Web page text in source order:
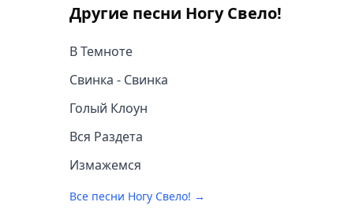
Другие песни Ногу Свело!
В Темноте
Свинка - Свинка
Голый Клоун
Вся Раздета
Измажемся
Все песни Ногу Свело! →